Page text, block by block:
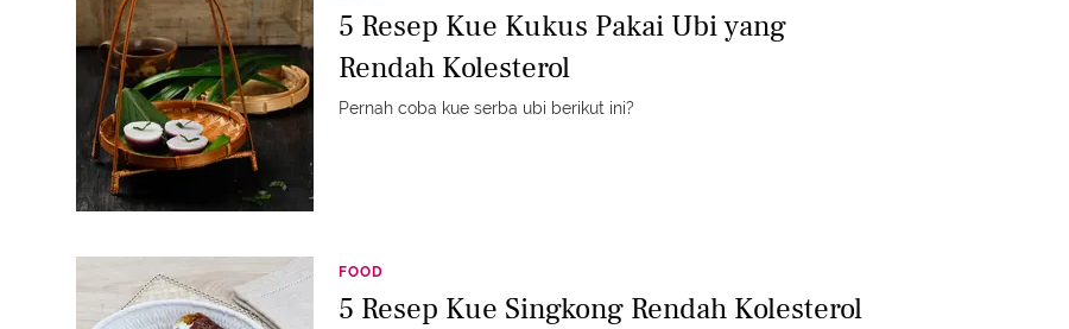
5 Resep Kue Kukus Pakai Ubi yang
Rendah Kolesterol
Pernah coba kue serba ubi berikut ini?
FOOD
5 Resep Kue Singkong Rendah Kolesterol